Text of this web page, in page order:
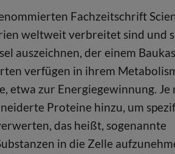
Fachzeitschrift
weltweit verbreitet sind und
auszeichnen, der einem
verfügen in ihrem
etwa zur Energiegewinnung. Je
Proteine hinzu, um
das heißt, sogenannte
in die Zelle